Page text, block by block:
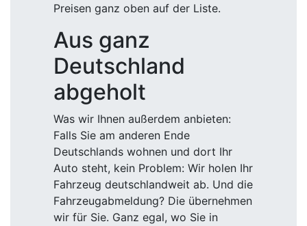
Preisen ganz oben auf der Liste.
Aus ganz
Deutschland
abgeholt
Was wir Ihnen außerdem anbieten:
Falls Sie am anderen Ende
Deutschlands wohnen und dort Ihr
Auto steht, kein Problem: Wir holen Ihr
Fahrzeug deutschlandweit ab. Und die
Fahrzeugabmeldung? Die übernehmen
wir für Sie. Ganz egal, wo Sie in